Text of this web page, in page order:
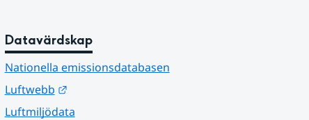
Datavärdskap
Nationella emissionsdatabasen
Luftwebb
Länk till annan webbplats.
Luftmiljödata